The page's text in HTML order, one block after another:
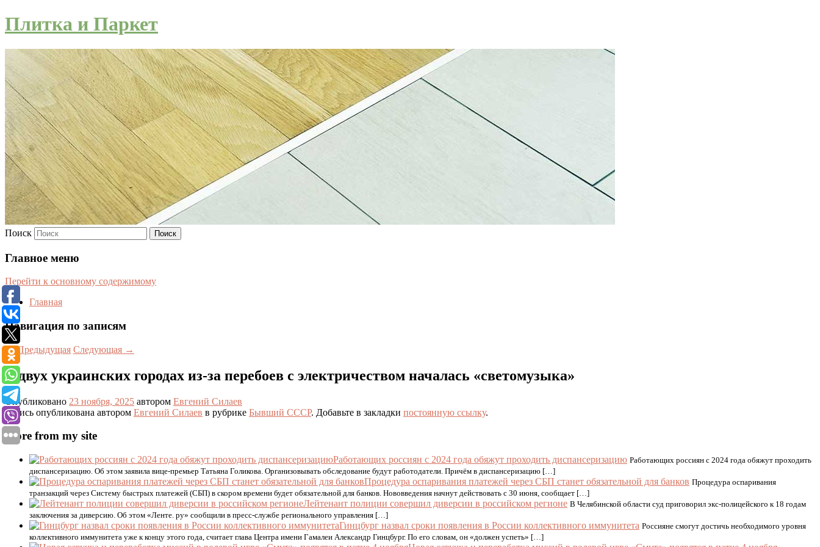
Плитка и Паркет
Поиск
Главное меню
Перейти к основному содержимому
Главная
Навигация по записям
←Предыдущая Следующая →
В двух украинских городах из-за перебоев с электричеством началась «светомузыка»
Опубликовано 23 ноября, 2025 автором Евгений Силаев
Запись опубликована автором Евгений Силаев в рубрике Бывший СССР. Добавьте в закладки постоянную ссылку.
More from my site
Работающих россиян с 2024 года обяжут проходить диспансеризацию Работающих россиян с 2024 года обяжут проходить
диспансеризацию. Об этом заявила вице-премьер Татьяна Голикова. Организовывать обследование будут работодатели. Причём в диспансеризацию […]
Процедура оспаривания платежей через СБП станет обязательной для банков Процедура оспаривания
транзакций через Систему быстрых платежей (СБП) в скором времени будет обязательной для банков. Нововведения начнут действовать с 30 июня, сообщает […]
Лейтенант полиции совершил диверсии в российском регионе В Челябинской области суд приговорил экс-полицейского к 18 годам
заключения за диверсию. Об этом «Ленте. ру» сообщили в пресс-службе регионального управления […]
Гинцбург назвал сроки появления в России коллективного иммунитета Россияне смогут достичь необходимого уровня
коллективного иммунитета уже к концу этого года, считает глава Центра имени Гамалеи Александр Гинцбург. По его словам, он «должен успеть» […]